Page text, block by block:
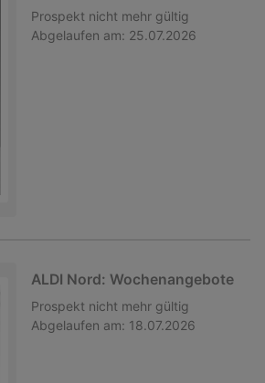
Prospekt nicht mehr gültig
Abgelaufen am: 25.07.2026
ALDI Nord: Wochenangebote
Prospekt nicht mehr gültig
Abgelaufen am: 18.07.2026